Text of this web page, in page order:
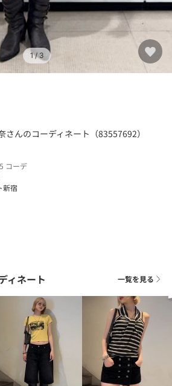
1/ 3
んのコーディネート（83557692）
コーデ
新宿
ィネート 一覧を見る